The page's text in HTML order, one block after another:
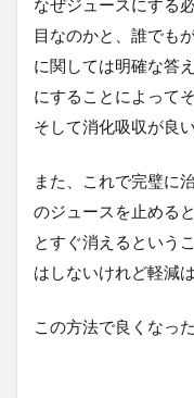
目なのかと、誰でも
に関しては明確な答
にすることによって
そして消化吸収が良
また、これで完璧に
のジュースを止める
とすぐ消えるという
はしないけれど軽減
この方法で良くなっ